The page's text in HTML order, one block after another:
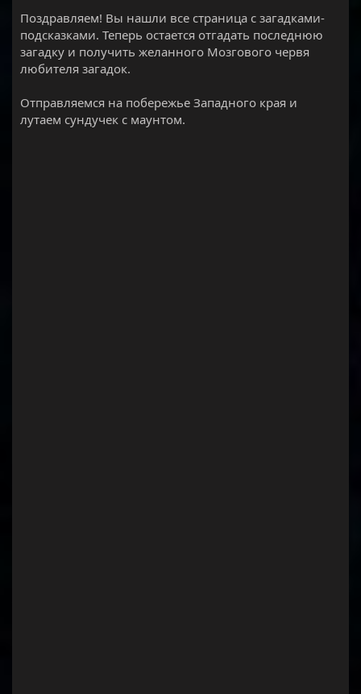
Поздравляем! Вы нашли все страница с загадками-
подсказками. Теперь остается отгадать последнюю
загадку и получить желанного Мозгового червя
любителя загадок.
Отправляемся на побережье Западного края и
лутаем сундучек с маунтом.